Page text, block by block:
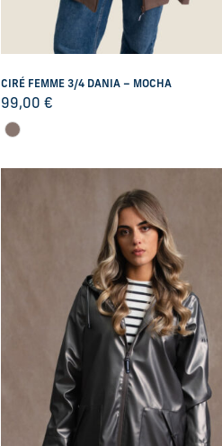
CIRÉ FEMME 3/4 DANIA – MOCHA
99,00 €